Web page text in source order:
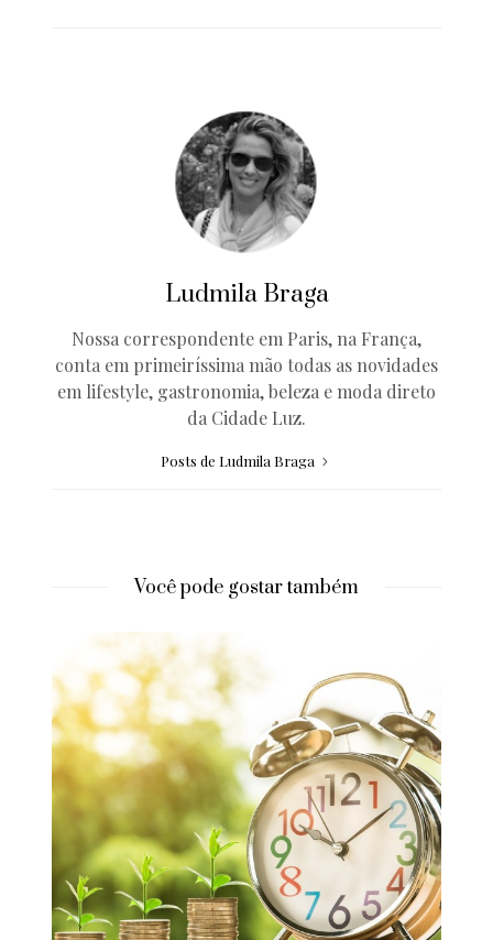
Ludmila Braga
Nossa correspondente em Paris, na França,
conta em primeiríssima mão todas as novidades
em lifestyle, gastronomia, beleza e moda direto
da Cidade Luz.
Posts de Ludmila Braga
Você pode gostar também